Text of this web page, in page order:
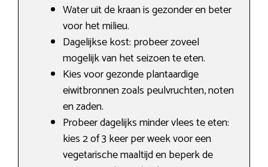
Water uit de kraan is gezonder en beter
voor het milieu.
Dagelijkse kost: probeer zoveel
mogelijk van het seizoen te eten.
Kies voor gezonde plantaardige
eiwitbronnen zoals peulvruchten, noten
en zaden.
Probeer dagelijks minder vlees te eten:
kies 2 of 3 keer per week voor een
vegetarische maaltijd en beperk de